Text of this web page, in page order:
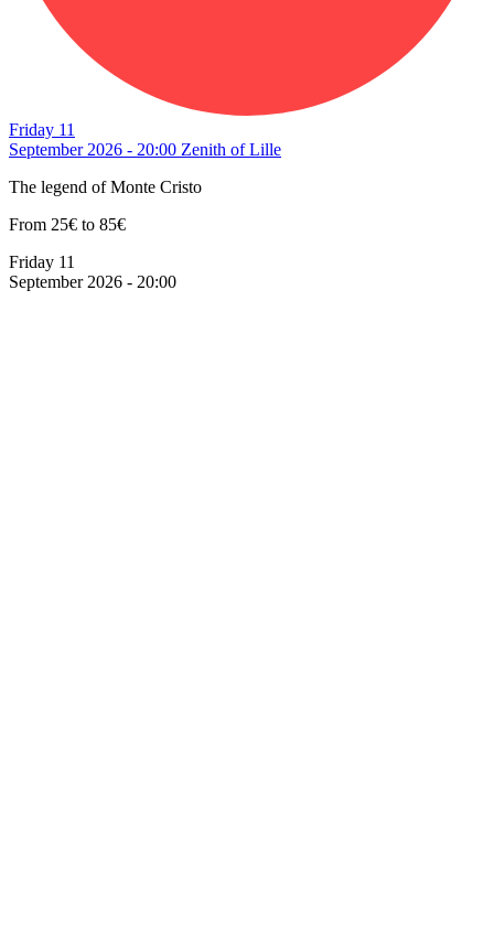
Friday 11
September 2026 - 20:00 Zenith of Lille
The legend of Monte Cristo
From 25€ to 85€
Friday 11
September 2026 - 20:00